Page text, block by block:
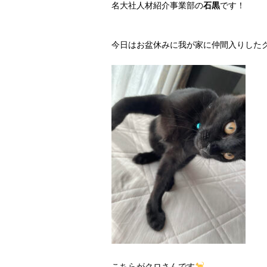
名大社人材紹介事業部の石黒です！
今日はお盆休みに我が家に仲間入りした